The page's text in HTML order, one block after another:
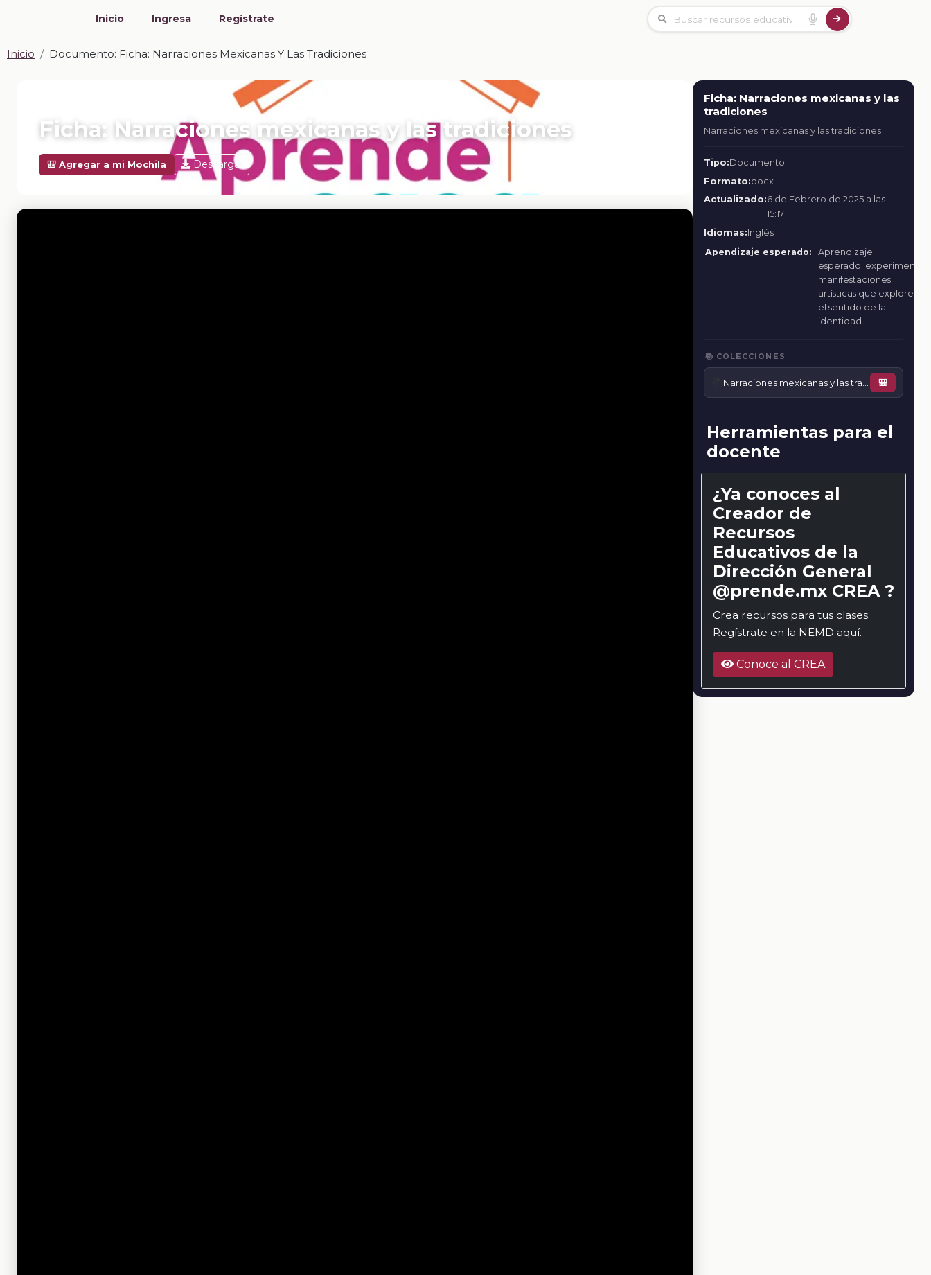
Inicio Ingresa Regístrate
Inicio Documento: Ficha: Narraciones Mexicanas Y Las Tradiciones
Ficha: Narraciones mexicanas y las tradiciones
🎒 Agregar a mi Mochila Descargar
Ficha: Narraciones mexicanas y las
tradiciones
Narraciones mexicanas y las tradiciones
Tipo:Documento
Formato:docx
Actualizado:6 de Febrero de 2025 a las
15:17
Idiomas:Inglés
Apendizaje esperado:
Aprendizaje
esperado: experimenta
manifestaciones
artísticas que exploren
el sentido de la
identidad.
📚 COLECCIONES
🎒
Herramientas para el
docente
¿Ya conoces al
Creador de
Recursos
Educativos de la
Dirección General
@prende.mx CREA ?
Crea recursos para tus clases.
Regístrate en la NEMD aquí.
Conoce al CREA